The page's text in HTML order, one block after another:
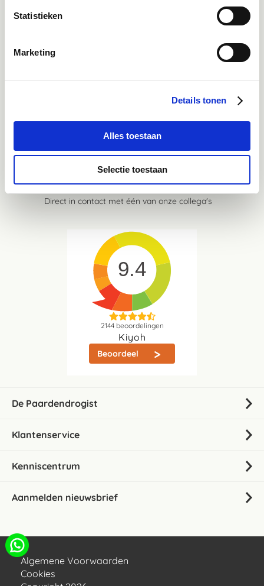
Statistieken
Marketing
Details tonen
Alles toestaan
Selectie toestaan
Inspiratie, informatie en bereikbaar voor vragen
Ontdek onze stories
Wij reageren binnen 1 werkdag op jouw gestelde
06-21959869
Direct in contact met één van onze collega's
9.4
2144beoordelingen
Kiyoh
Beoordeel
De Paardendrogist
Klantenservice
Kenniscentrum
Aanmelden nieuwsbrief
Algemene Voorwaarden
Cookies